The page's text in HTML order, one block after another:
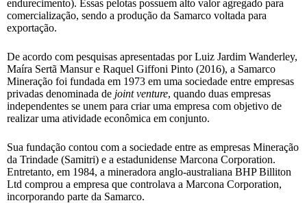
endurecimento). Essas pelotas possuem alto valor agregado para
comercialização, sendo a produção da Samarco voltada para
exportação.
De acordo com pesquisas apresentadas por Luiz Jardim Wanderley,
Maíra Sertã Mansur e Raquel Giffoni Pinto (2016), a Samarco
Mineração foi fundada em 1973 em uma sociedade entre empresas
privadas denominada de joint venture, quando duas empresas
independentes se unem para criar uma empresa com objetivo de
realizar uma atividade econômica em conjunto.
Sua fundação contou com a sociedade entre as empresas Mineração
da Trindade (Samitri) e a estadunidense Marcona Corporation.
Entretanto, em 1984, a mineradora anglo-australiana BHP Billiton
Ltd comprou a empresa que controlava a Marcona Corporation,
incorporando parte da Samarco.